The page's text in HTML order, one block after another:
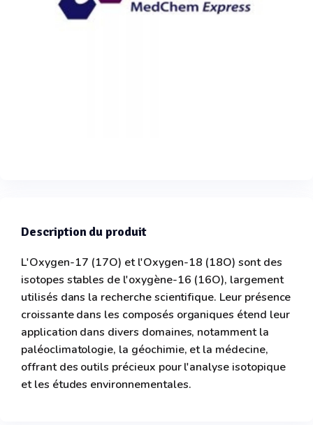
Description du produit
L'Oxygen-17 (17O) et l'Oxygen-18 (18O) sont des
isotopes stables de l'oxygène-16 (16O), largement
utilisés dans la recherche scientifique. Leur présence
croissante dans les composés organiques étend leur
application dans divers domaines, notamment la
paléoclimatologie, la géochimie, et la médecine,
offrant des outils précieux pour l'analyse isotopique
et les études environnementales.